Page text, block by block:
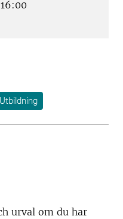
Utbildning
urval om du har